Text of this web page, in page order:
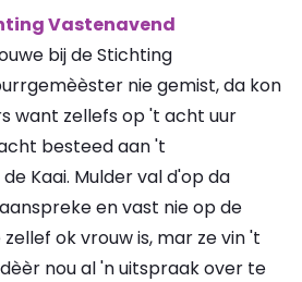
Vastenavend
bij de Stichting
nie gemist, da kon
want zellefs op 't acht uur
besteed aan 't
Kaai. Mulder val d'op da
en vast nie op de
ok vrouw is, mar ze vin 't
nou al 'n uitspraak over te